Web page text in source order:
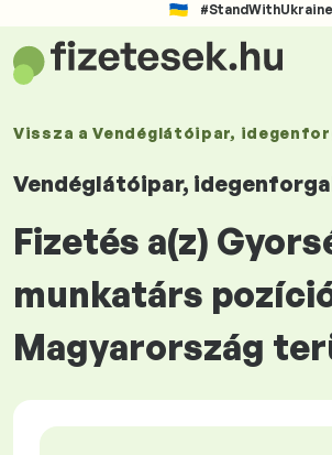
#StandWithUkraine
Vissza aVendéglátóipar,
Vendéglátóipar,
Fizetés a(z)
munkatárs
Magyarország